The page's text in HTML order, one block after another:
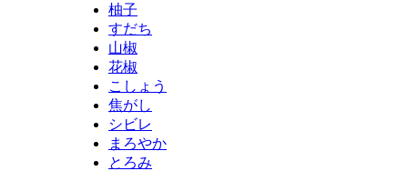
柚子
すだち
山椒
花椒
こしょう
焦がし
シビレ
まろやか
とろみ